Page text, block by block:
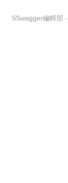
SSwagger編輯部